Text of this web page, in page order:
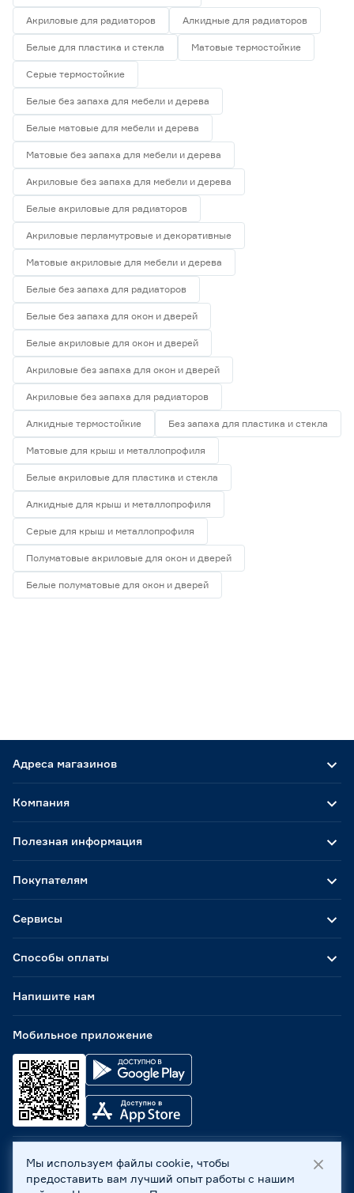
Акриловые для радиаторов Алкидные для радиаторов
Белые для пластика и стекла Матовые термостойкие
Серые термостойкие
Белые без запаха для мебели и дерева
Белые матовые для мебели и дерева
Матовые без запаха для мебели и дерева
Акриловые без запаха для мебели и дерева
Белые акриловые для радиаторов
Акриловые перламутровые и декоративные
Матовые акриловые для мебели и дерева
Белые без запаха для радиаторов
Белые без запаха для окон и дверей
Белые акриловые для окон и дверей
Акриловые без запаха для окон и дверей
Акриловые без запаха для радиаторов
Алкидные термостойкие Без запаха для пластика и стекла
Матовые для крыш и металлопрофиля
Белые акриловые для пластика и стекла
Алкидные для крыш и металлопрофиля
Серые для крыш и металлопрофиля
Полуматовые акриловые для окон и дверей
Белые полуматовые для окон и дверей
Адреса магазинов
Способы оплаты
Мобильное приложение
Компания
Полезная информация
Покупателям
Сервисы
Напишите нам
ООО «Бауцентр Рус» 2004 -2026, 236029, г. Калининград,
ул. А.Невского, 205. ИНН 7702596813, КПП 390601001 ©
Мы используем файлы cookie, чтобы
предоставить вам лучший опыт работы с нашим